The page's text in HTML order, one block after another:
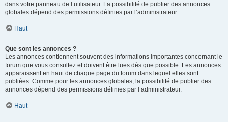
dans votre panneau de l’utilisateur. La possibilité de publier des annonces
globales dépend des permissions définies par l’administrateur.
Haut
Que sont les annonces ?
Les annonces contiennent souvent des informations importantes concernant le
forum que vous consultez et doivent être lues dès que possible. Les annonces
apparaissent en haut de chaque page du forum dans lequel elles sont
publiées. Comme pour les annonces globales, la possibilité de publier des
annonces dépend des permissions définies par l’administrateur.
Haut